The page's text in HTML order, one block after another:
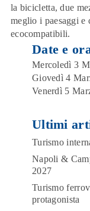
la bicicletta, due
meglio i paesaggi e
ecocompatibili.
Date e
Mercoledì 3
Giovedì 4
Venerdì 5
Ultimi
Turismo
Napoli &
2027
Turismo
protagonista